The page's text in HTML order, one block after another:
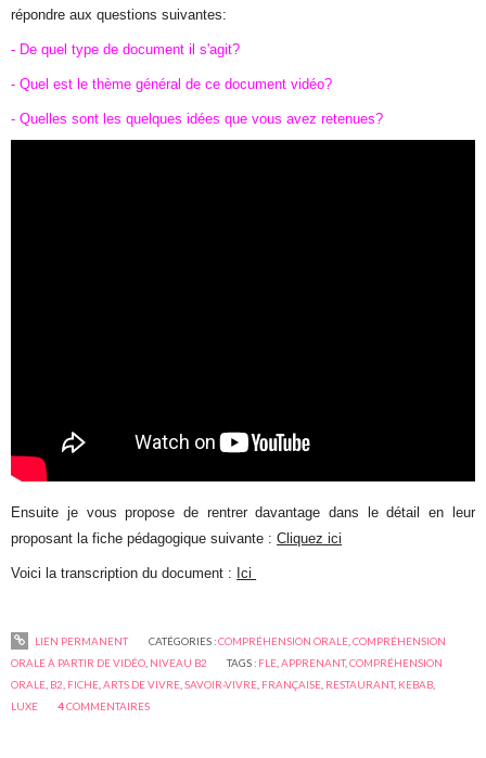
répondre aux questions suivantes:
- De quel type de document il s'agit?
- Quel est le thème général de ce document vidéo?
- Quelles sont les quelques idées que vous avez retenues?
Ensuite je vous propose de rentrer davantage dans le détail en leur
proposant la fiche pédagogique suivante :Cliquez ici
Voici la transcription du document : Ici
LIEN PERMANENT CATÉGORIES :COMPRÉHENSION ORALE, COMPRÉHENSION
ORALE À PARTIR DE VIDÉO NIVEAU B2 TAGS : FLE ,APPRENANT,COMPRÉHENSION
ORALE B2 FICHE ,ARTS DE VIVRE ,SAVOIR-VIVRE FRANÇAISE RESTAURANT, KEBAB
LUXE
4COMMENTAIRES